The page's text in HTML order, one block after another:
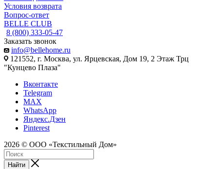
Условия возврата
Вопрос-ответ
BELLE CLUB
8 (800) 333-05-47
Заказать звонок
info@bellehome.ru
121552, г. Москва, ул. Ярцевская, Дом 19, 2 Этаж Трц
"Кунцево Плаза"
Вконтакте
Telegram
MAX
WhatsApp
Яндекс.Дзен
Pinterest
2026 © ООО «Текстильный Дом»
Найти